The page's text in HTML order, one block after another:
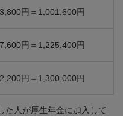
円＝1,001,600円
円＝1,225,400円
円＝1,300,000円
た人が厚生年金に加入して